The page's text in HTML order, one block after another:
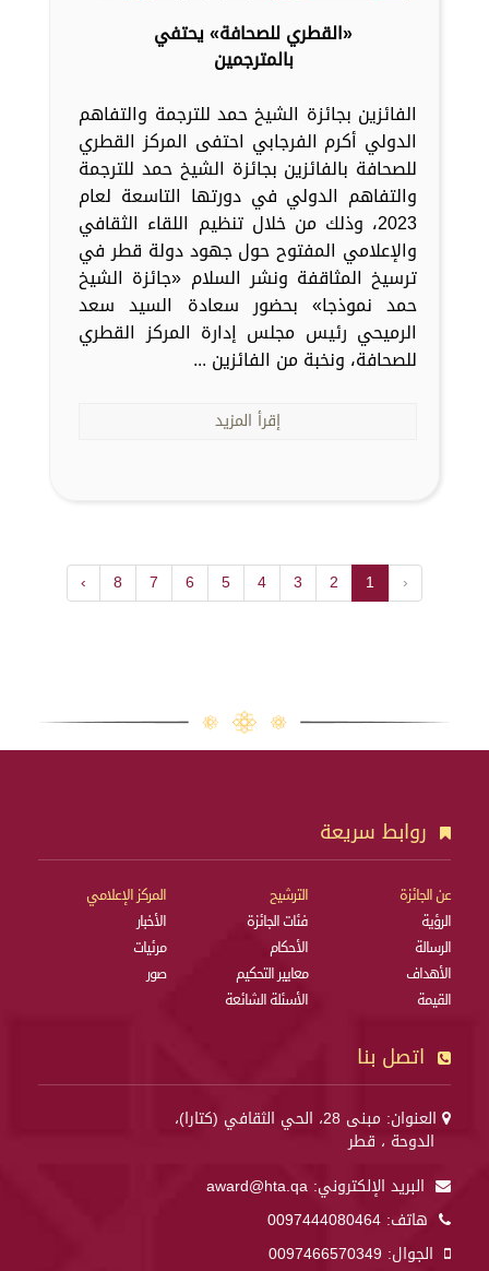
«القطري للصحافة» يحتفي
بالمترجمين
الفائزين بجائزة الشيخ حمد للترجمة والتفاهم
الدولي أكرم الفرجابي احتفى المركز القطري
للصحافة بالفائزين بجائزة الشيخ حمد للترجمة
والتفاهم الدولي في دورتها التاسعة لعام
2023، وذلك من خلال تنظيم اللقاء الثقافي
والإعلامي المفتوح حول جهود دولة قطر في
ترسيخ المثاقفة ونشر السلام «جائزة الشيخ
حمد نموذجا» بحضور سعادة السيد سعد
الرميحي رئيس مجلس إدارة المركز القطري
للصحافة، ونخبة من الفائزين ...
إقرأ المزيد
‹
1
2
3
4
5
6
7
8
›
روابط سريعة
عن الجائزة
الرؤية
الرسالة
الأهداف
القيمة
الترشيح
فئات الجائزة
الأحكام
معايير التحكيم
الأسئلة الشائعة
المركز الإعلامي
الأخبار
مرئيات
صور
اتصل بنا
العنوان: مبنى 28، الحي الثقافي (كتارا)،
الدوحة ، قطر
البريد الإلكتروني: award@hta.qa
هاتف: 0097444080464
الجوال: 0097466570349